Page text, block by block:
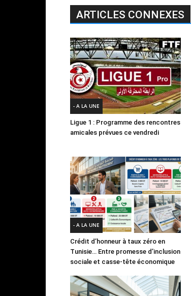
ARTICLES CONNEXES
- A LA UNE
Ligue 1 : Programme des rencontres
amicales prévues ce vendredi
- A LA UNE
Crédit d’honneur à taux zéro en
Tunisie… Entre promesse d’inclusion
sociale et casse-tête économique